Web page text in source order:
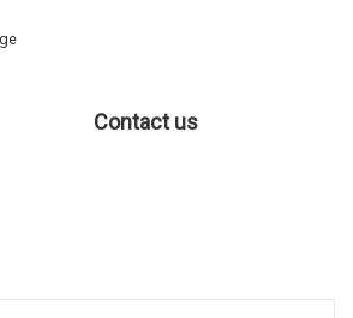
Contact us